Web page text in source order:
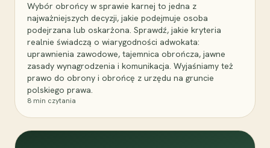
Wybór obrońcy w sprawie karnej to jedna z
najważniejszych decyzji, jakie podejmuje osoba
podejrzana lub oskarżona. Sprawdź, jakie kryteria
realnie świadczą o wiarygodności adwokata:
uprawnienia zawodowe, tajemnica obrończa, jawne
zasady wynagrodzenia i komunikacja. Wyjaśniamy też
prawo do obrony i obrońcę z urzędu na gruncie
polskiego prawa.
8 min czytania